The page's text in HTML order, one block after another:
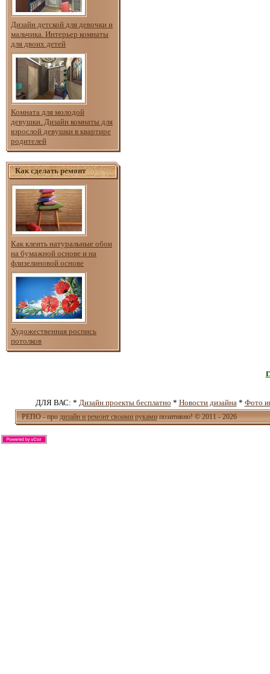
Дизайн детской для девочки и
мальчика. Интерьер комнаты
для двоих детей
Комната для молодой
девушки. Дизайн комнаты для
взрослой девушки в квартире
родителей
Как сделать ремонт
Как клеить натуральные обои
на бумажной основе и на
флизелиновой основе
Художественная роспись
потолков
ДЛЯ ВАС: * Дизайн проекты бесплатно * Новости дизайна* Фото
РЕПО - продизайн и ремонт своими рукамипозитивно! © 2011 - 2026